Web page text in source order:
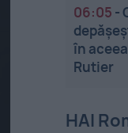
06:05 -
în
Rutier
HAI